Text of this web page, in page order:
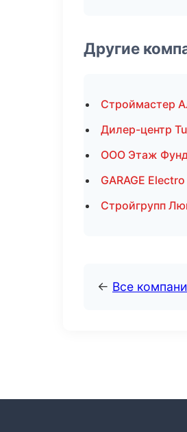
Другие
Строймастер
Дилер-центр
ООО Этаж
GARAGE
Стройгрупп
← Все